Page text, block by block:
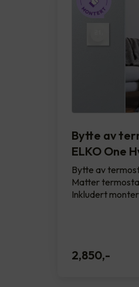
Bytte av
ELKO One
Bytte av
Matter
Inkludert
2,850,-